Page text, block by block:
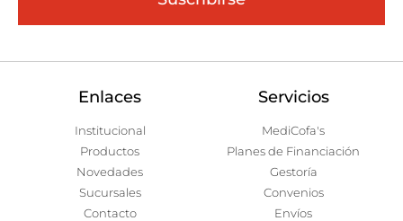
Enlaces
Institucional
Productos
Novedades
Sucursales
Contacto
Servicios
MediCofa's
Planes de Financiación
Gestoría
Convenios
Envíos